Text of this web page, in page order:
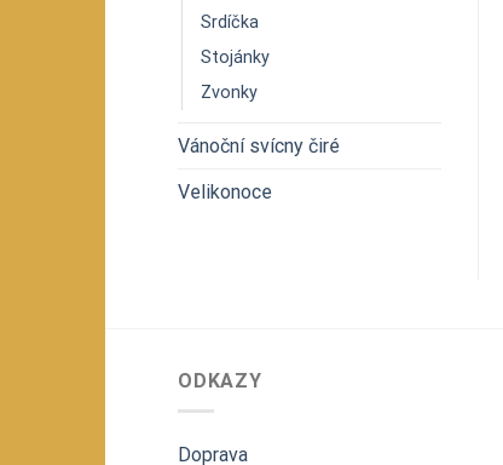
Srdíčka
Stojánky
Zvonky
Vánoční svícny čiré
Velikonoce
ODKAZY
Doprava